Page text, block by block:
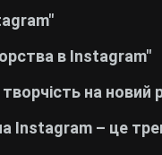
в Instagram"
на новий
Instagram – це